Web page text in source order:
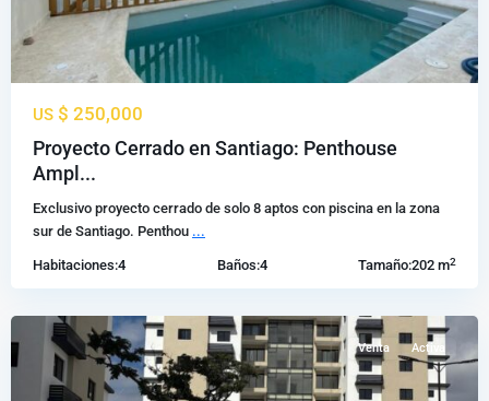
US $ 250,000
Proyecto Cerrado en Santiago: Penthouse
Ampl...
Exclusivo proyecto cerrado de solo 8 aptos con piscina en la zona
sur de Santiago. Penthou ...
Habitaciones:4 Baños:4 Tamaño:202 m2
La
los
Venta Activa